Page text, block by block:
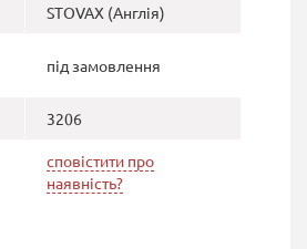
STOVAX (Англія)
під замовлення
3206
сповістити про
наявність?